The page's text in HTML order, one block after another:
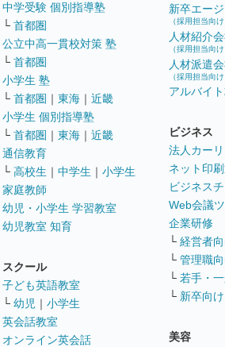
中学受験 個別指導塾
└ 首都圏
公立中高一貫校対策 塾
└ 首都圏
小学生 塾
└ 首都圏 ｜ 東海 ｜ 近畿
小学生 個別指導塾
└ 首都圏 ｜ 東海 ｜ 近畿
通信教育
└ 高校生 ｜ 中学生 ｜ 小学生
家庭教師
幼児・小学生 学習教室
幼児教室 知育
スクール
子ども英語教室
└ 幼児 ｜ 小学生
英会話教室
オンライン英会話
新卒エー
（採用担当向け
人材紹介
（採用担当向け
人材派遣
（採用担当向け
アルバイ
ビジネス
法人カー
ネット印
ビジネス
Web会議
企業研修
└ 経営者
└ 管理職
└ 若手・
└ 新卒向け
美容